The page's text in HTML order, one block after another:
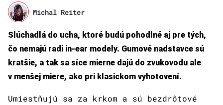
Michal Reiter
Slúchadlá do ucha, ktoré budú pohodlné aj pre tých,
čo nemajú radi in-ear modely. Gumové nadstavce sú
kratšie, a tak sa síce mierne dajú do zvukovodu ale
v menšej miere, ako pri klasickom vyhotovení.
Umiestňujú sa za krkom a sú bezdrôtové